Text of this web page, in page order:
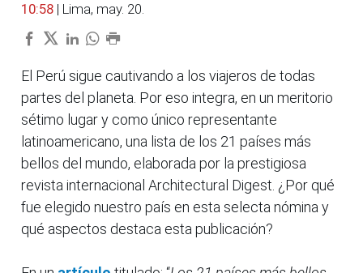
10:58 | Lima, may. 20.
El Perú sigue cautivando a los viajeros de todas
partes del planeta. Por eso integra, en un meritorio
sétimo lugar y como único representante
latinoamericano, una lista de los 21 países más
bellos del mundo, elaborada por la prestigiosa
revista internacional Architectural Digest. ¿Por qué
fue elegido nuestro país en esta selecta nómina y
qué aspectos destaca esta publicación?